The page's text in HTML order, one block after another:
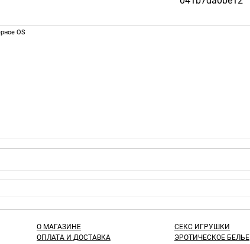
OS
О МАГАЗИНЕ
ОПЛАТА И ДОСТАВКА
СЕКС ИГРУШКИ
ЭРОТИЧЕСКОЕ БЕЛЬЕ